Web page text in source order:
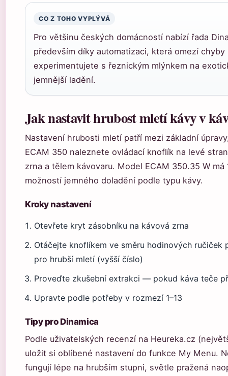
CO Z TOHO VYPLÝVÁ
Pro většinu českých domácností nabízí řada
především díky automatizaci, která omezí
experimentujete s řeznickým mlýnkem na
jemnější ladění.
Jak nastavit hrubost mletí kávy v
Nastavení hrubosti mletí patří mezi základní
ECAM 350 naleznete ovládací knoflík na levé
zrna a tělem kávovaru. Model ECAM 350.35 W
možností jemného doladění podle typu kávy.
Kroky nastavení
Otevřete kryt zásobníku na kávová zrna
Otáčejte knoflíkem ve směru hodinových
pro hrubší mletí (vyšší číslo)
Proveďte zkušební extrakci — pokud káva teče
Upravte podle potřeby v rozmezí 1–13
Tipy pro Dinamica
Podle uživatelských recenzí na Heureka.cz
uložit si oblíbené nastavení do funkce My Menu.
fungují lépe na hrubším stupni, světle pražená